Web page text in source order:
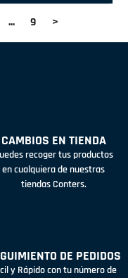
... 9 >
CAMBIOS EN TIENDA
recoger tus productos
en cualquiera de nuestras
tiendas Conters.
DE PEDIDOS
y Rápido con tu número de